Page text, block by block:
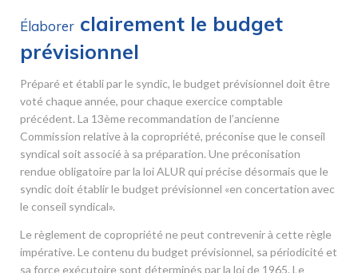
Élaborer clairement le budget
prévisionnel
Préparé et établi par le syndic, le budget prévisionnel doit être
voté chaque année, pour chaque exercice comptable
précédent. La 13ème recommandation de l’ancienne
Commission relative à la copropriété, préconise que le conseil
syndical soit associé à sa préparation. Une préconisation
rendue obligatoire par la loi ALUR qui précise désormais que le
syndic doit établir le budget prévisionnel «en concertation avec
le conseil syndical».
Le règlement de copropriété ne peut contrevenir à cette règle
impérative. Le contenu du budget prévisionnel, sa périodicité et
sa force exécutoire sont déterminés par la loi de 1965. Le